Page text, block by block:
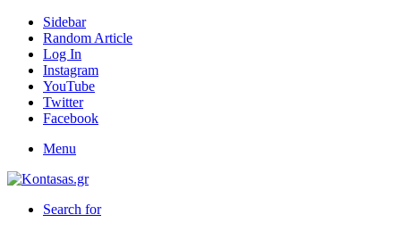
Sidebar
Random Article
Log In
Instagram
YouTube
Twitter
Facebook
Menu
Search for